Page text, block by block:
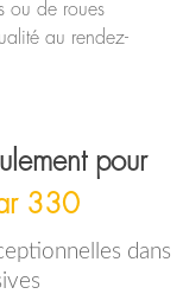
ou de roues
au rendez-
pour
330
dans